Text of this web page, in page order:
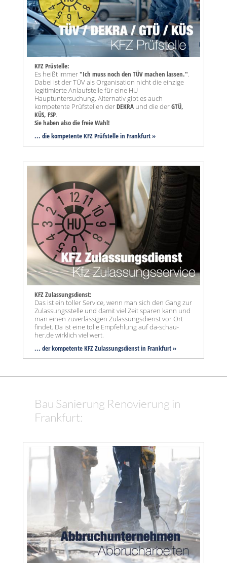
KFZ Prüstelle:
Es heißt immer"Ich muss noch den TÜV machen lassen.".
Dabei ist der TÜV als Organisation nicht die einzige
legitimierte Anlaufstelle für eine HU
Hauptuntersuchung. Alternativ gibt es auch
kompetente Prüfstellen derDEKRA und die derGTÜ,
KÜS, FSP.
Sie haben also die freie Wahl!
... die kompetente KFZ Prüfstelle in Frankfurt »
KFZ Zulassungsdienst:
Das ist ein toller Service, wenn man sich den Gang zur
Zulassungsstelle und damit viel Zeit sparen kann und
man einen zuverlässigen Zulassungsdienst vor Ort
findet. Da ist eine tolle Empfehlung auf da-schau-
her.de wirklich viel wert.
... der kompetente KFZ Zulassungsdienst in Frankfurt »
Bau Sanierung Renovierung in
Frankfurt: